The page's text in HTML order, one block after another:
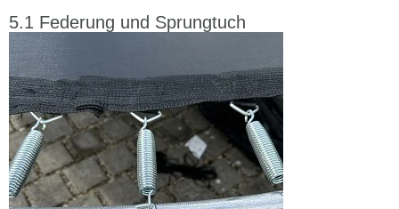
Federung und Sprungtuch